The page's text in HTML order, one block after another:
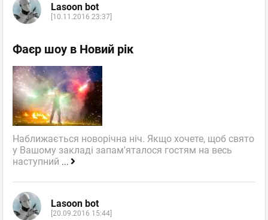
Lasoon bot
[10.11.2016 23:37]
Фаєр шоу в Новий рік
Наближається новорічна ніч. Якщо хочете, щоб свято
у Вашому закладі запам'яталося гостям на весь
наступний ...
Lasoon bot
[20.09.2016 15:44]